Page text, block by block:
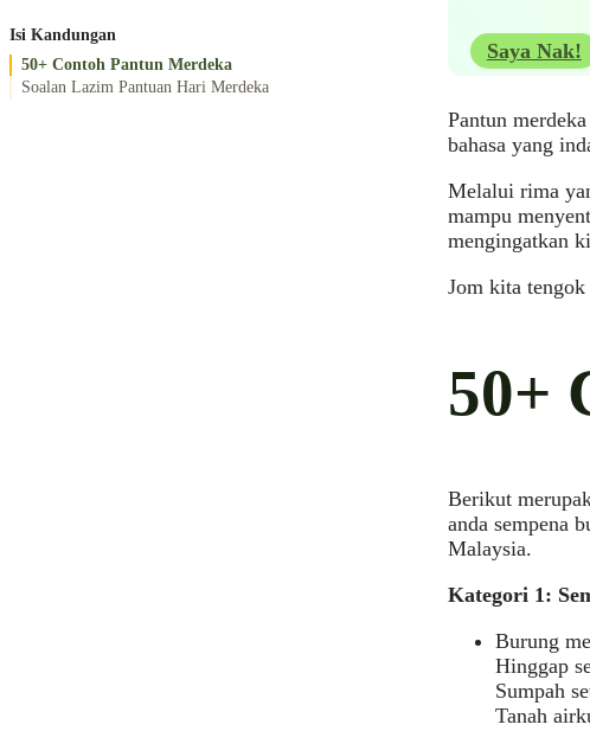
Isi Kandungan
50+ Contoh Pantun Merdeka
Soalan Lazim Pantuan Hari Merdeka
Saya Nak!
Pantun
bahasa yang
Melalui rima
mampu
mengingatkan
Jom kita
50+
Berikut
anda sempena
Malaysia.
Kategori 1:
Burung
Hinggap
Sumpah
Tanah